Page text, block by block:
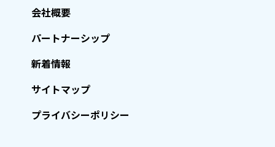
会社概要
パートナーシップ
新着情報
サイトマップ
プライバシーポリシー